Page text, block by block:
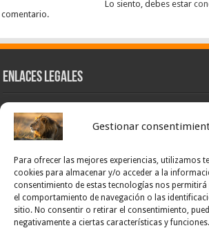
Gestionar
Para ofrecer las mejores experiencias, utilizamos
cookies para almacenar y/o acceder a la
consentimiento de estas tecnologías nos
el comportamiento de navegación o las
sitio. No consentir o retirar el consentimiento,
negativamente a ciertas características y funciones.
Lo siento, debes estar
comentario.
Enlaces Legales
Nuestra Esencia
Pulso Global
POLÍTICA DE PRIVACIDAD – NOTICIAS PONCE
TÉRMINOS Y CONDICIONES – NOTICIAS PONCE
Opt-out preferences